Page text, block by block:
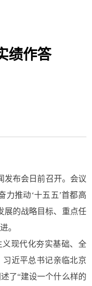
绩作答
发布会日前召开。会议
力推动‘十五五’首都高
展的战略目标、重点任
。
义现代化夯实基础、全
近平总书记亲临北京
了“建设一个什么样的